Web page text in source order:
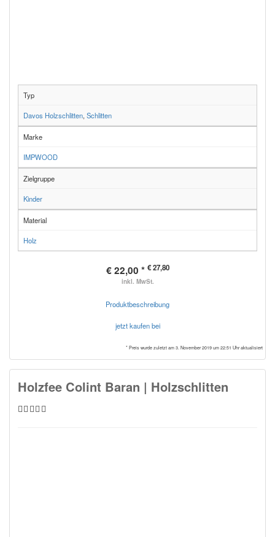
Typ
Davos Holzschlitten, Schlitten
Marke
IMPWOOD
Zielgruppe
Kinder
Material
Holz
€ 22,00 * € 27,80
inkl. MwSt.
Produktbeschreibung
jetzt kaufen bei
* Preis wurde zuletzt am 3. November 2019 um 22:51 Uhr aktualisiert
Holzfee Colint Baran | Holzschlitten